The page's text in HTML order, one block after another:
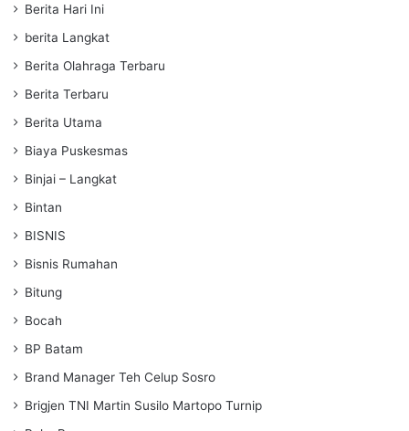
Berita Hari Ini
berita Langkat
Berita Olahraga Terbaru
Berita Terbaru
Berita Utama
Biaya Puskesmas
Binjai – Langkat
Bintan
BISNIS
Bisnis Rumahan
Bitung
Bocah
BP Batam
Brand Manager Teh Celup Sosro
Brigjen TNI Martin Susilo Martopo Turnip